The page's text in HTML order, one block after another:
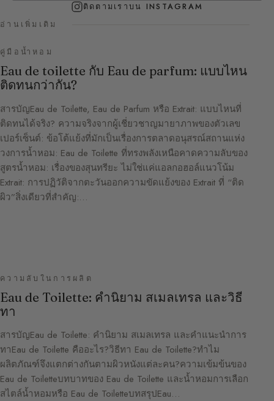
ติดตามเราบน INSTAGRAM
อ่านเพิ่มเติม
คู่มือน้ำหอม
Eau de toilette กับ Eau de parfum: แบบไหน
ติดทนกว่ากัน?
สารบัญEau de Toilette, Eau de Parfum หรือ Extrait: แบบไหนที่
ติดทนได้จริง? ความจริงจากผู้เชี่ยวชาญมายาภาพของตัวเลข
เปอร์เซ็นต์: ข้อโต้แย้งที่มักเป็นเรื่องการตลาดอนุสรณ์สถานแห่ง
วงการน้ำหอม: Eau de Toilette ที่ทรงพลังเหนือคาดความลับของ
สูตรน้ำหอม: เรื่องของสุนทรียะ ไม่ใช่แค่แอลกอฮอล์แนวโน้ม
Extrait: การปฏิวัติจากตะวันออกความขัดแย้งของ Extrait ที่ “ติด
ผิว”สิ่งเดียวที่สำคัญ:…
ความลับในการผลิต
Eau de Toilette: คำนิยาม สเมลเทรล และวิธี
ทา
สารบัญEau de Toilette: คำนิยาม สเมลเทรล และคำแนะนำการ
ทาEau de Toilette คืออะไร?วิธีทา Eau de Toilette?ทำไม
ผลิตภัณฑ์จึงแตกต่างกันตามผิวหนังแต่ละคน?ความเข้มข้นของ
Eau de Toiletteบทบาทของ Eau de Toilette และน้ำหอมการเลือก
สไตล์น้ำหอมหรือ Eau de ToiletteบทสรุปEau…